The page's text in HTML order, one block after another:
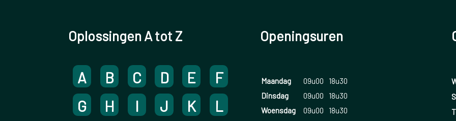
Oplossingen A tot Z
A B C D E
F
G
H I J K
L
Openingsuren
Maandag 09u00
18u30
Dinsdag
09u00
18u30
Woensdag
09u00
18u30